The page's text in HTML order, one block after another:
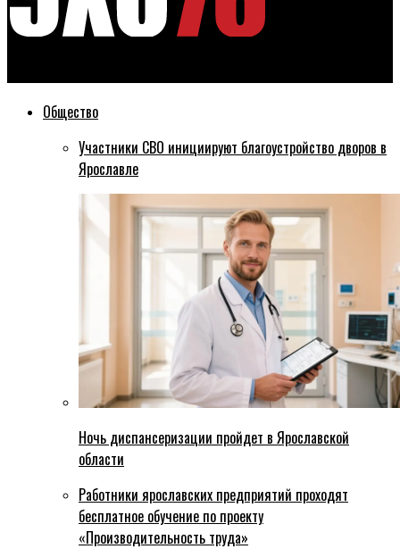
Общество
Участники СВО инициируют благоустройство дворов в
Ярославле
Ночь диспансеризации пройдет в Ярославской
области
Работники ярославских предприятий проходят
бесплатное обучение по проекту
«Производительность труда»